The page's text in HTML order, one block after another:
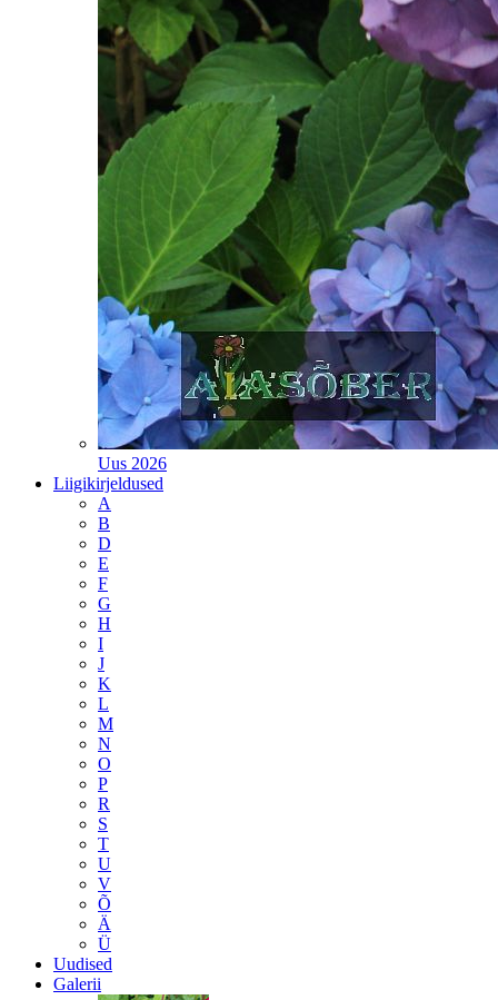
Uus 2026
Liigikirjeldused
A
B
D
E
F
G
H
I
J
K
L
M
N
O
P
R
S
T
U
V
Õ
Ä
Ü
Uudised
Galerii